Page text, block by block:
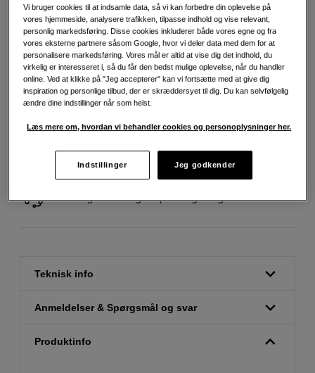
1.290 DKK
Antal
Læg i indkøbskurv
30 dages returret
Personlig service og ekspertrådgivning
Teknisk info
Anmeldelser & Spørgsmål og svar
Produktinfo
Vi bruger cookies til at indsamle data, så vi kan forbedre din oplevelse på
vores hjemmeside, analysere trafikken, tilpasse indhold og vise relevant,
personlig markedsføring. Disse cookies inkluderer både vores egne og fra
vores eksterne partnere såsom Google, hvor vi deler data med dem for at
personalisere markedsføring. Vores mål er altid at vise dig det indhold, du
virkelig er interesseret i, så du får den bedst mulige oplevelse, når du handler
online. Ved at klikke på "Jeg accepterer" kan vi fortsætte med at give dig
inspiration og personlige tilbud, der er skræddersyet til dig. Du kan selvfølgelig
ændre dine indstillinger når som helst.
Læs mere om, hvordan vi behandler cookies og personoplysninger her.
Indstillinger Jeg godkender